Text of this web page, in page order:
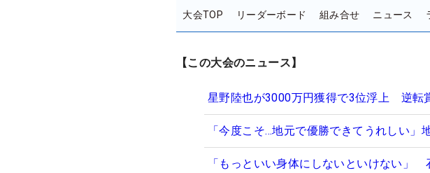
大会TOP リーダーボード 組み合せ ニュース
【この大会のニュース】
星野陸也が3000万円獲得で3位浮上 逆転
「今度こそ…地元で優勝できてうれしい
「もっといい身体にしないといけない」